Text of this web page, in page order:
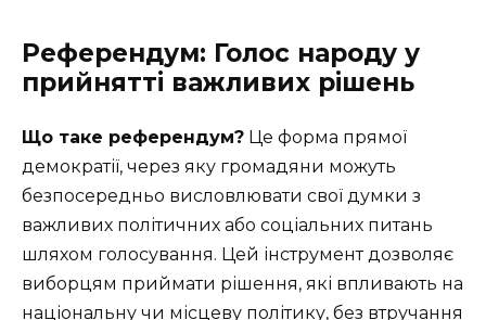
Референдум: Голос народу у
прийнятті важливих рішень
Що таке референдум? Це форма прямої
демократії, через яку громадяни можуть
безпосередньо висловлювати свої думки з
важливих політичних або соціальних питань
шляхом голосування. Цей інструмент дозволяє
виборцям приймати рішення, які впливають на
національну чи місцеву політику, без втручання